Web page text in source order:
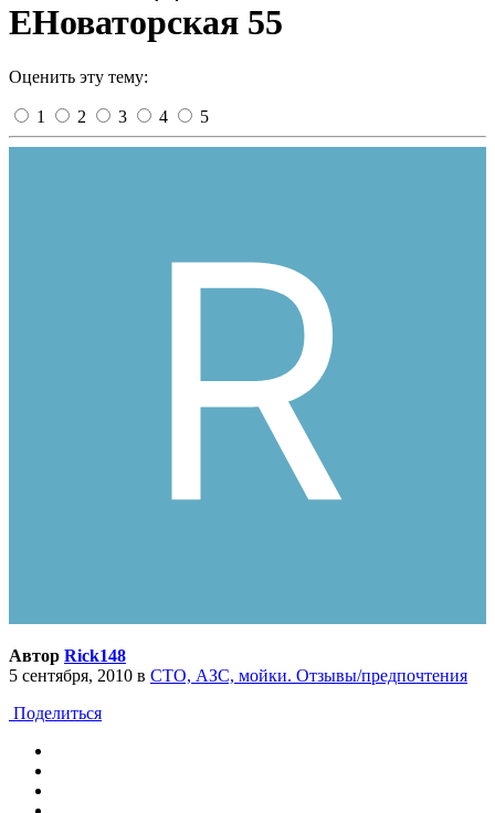
ЕНоваторская 55
Оценить эту тему:
1 2 3 4 5
Автор Rick148
5 сентября, 2010 в СТО, АЗС, мойки. Отзывы/предпочтения
Поделиться